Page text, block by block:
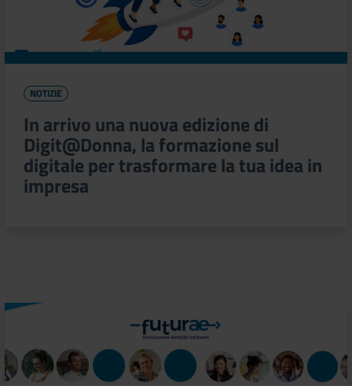
NOTIZIE
In arrivo una nuova edizione di
Digit@Donna, la formazione sul
digitale per trasformare la tua idea in
impresa